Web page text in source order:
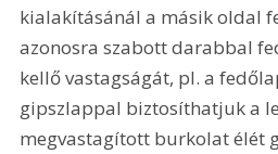
kialakításánál a másik oldal
azonosra szabott darabbal
kellő vastagságát, pl. a
gipszlappal biztosíthatjuk a
megvastagított burkolat élét